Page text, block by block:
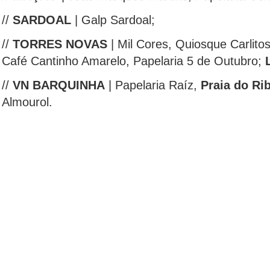
// SARDOAL | Galp Sardoal;
// TORRES NOVAS | Mil Cores, Quiosque
Café Cantinho Amarelo, Papelaria 5 de Outubro;
// VN BARQUINHA | Papelaria Raíz, Praia do
Almourol.